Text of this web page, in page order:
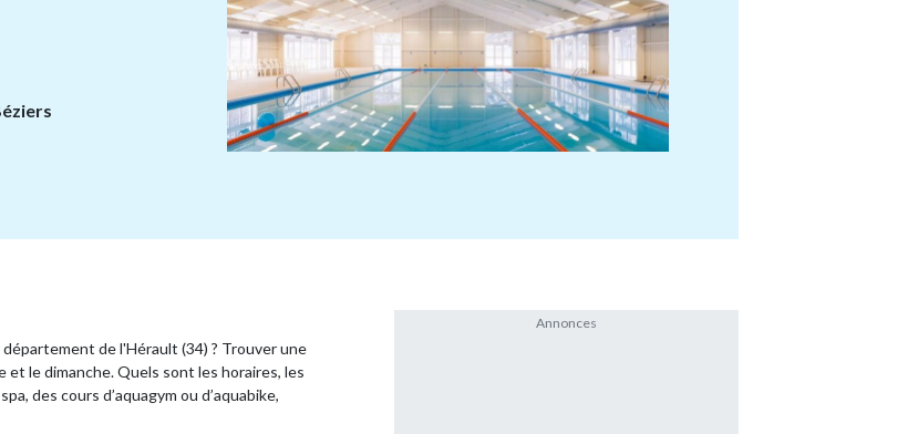
département de l'Hérault (34) ? Trouver une
le dimanche. Quels sont les horaires, les
des cours d’aquagym ou d’aquabike,